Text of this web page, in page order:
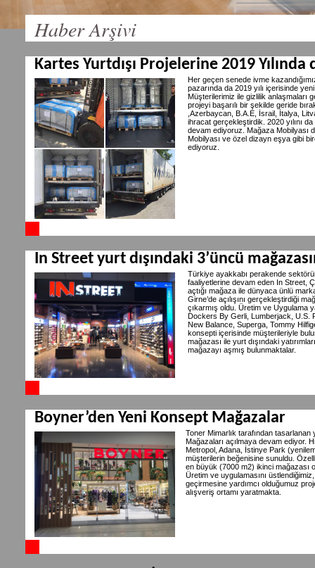
Haber Arşivi
Kartes Yurtdışı Projelerine 2019
Her geçen senede ivme
pazarında da 2019 yılı içerisinde
Müşterilerimiz ile gizlilik anlaşmaları
projeyi başarılı bir şekilde geride
,Azerbaycan, B.A.E, İsrail, İtalya,
ihracat gerçekleştirdik. 2020 yılını
devam ediyoruz. Mağaza Mobilyası
Mobilyası ve özel dizayn eşya gibi
ediyoruz.
In Street yurt dışındaki 3’üncü
Türkiye ayakkabı perakende
faaliyetlerine devam eden In Street,
açtığı mağaza ile dünyaca ünlü
Girne’de açılışını gerçekleştirdiği
çıkarmış oldu. Üretim ve Uygulama
Dockers By Gerli, Lumberjack, U.S.
New Balance, Superga, Tommy
konsepti içerisinde müşterileriyle
mağazası ile yurt dışındaki
mağazayı aşmış bulunmaktalar.
Boyner’den Yeni Konsept Mağazalar
Toner Mimarlık tarafından
Mağazaları açılmaya devam ediyor.
Metropol, Adana, İstinye Park
müşterilerin beğenisine sunuldu.
en büyük (7000 m2) ikinci mağazası
Üretim ve uygulamasını
geçirmesine yardımcı olduğumuz
alışveriş ortamı yaratmakta.